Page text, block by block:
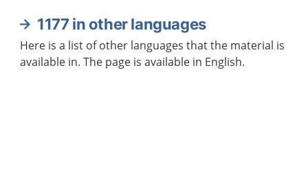
1177 in other languages
Here is a list of other languages that the material is
available in. The page is available in English.